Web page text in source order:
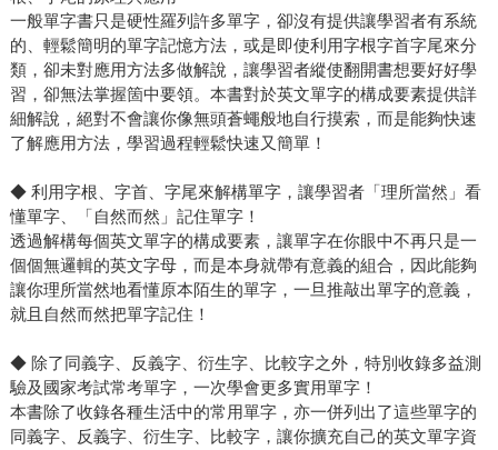
一般單字書只是硬性羅列許多單字，卻沒有提供讓學習者有系統
的、輕鬆簡明的單字記憶方法，或是即使利用字根字首字尾來分
類，卻未對應用方法多做解說，讓學習者縱使翻開書想要好好學
習，卻無法掌握箇中要領。本書對於英文單字的構成要素提供詳
細解說，絕對不會讓你像無頭蒼蠅般地自行摸索，而是能夠快速
了解應用方法，學習過程輕鬆快速又簡單！
◆ 利用字根、字首、字尾來解構單字，讓學習者「理所當然」看
懂單字、「自然而然」記住單字！
透過解構每個英文單字的構成要素，讓單字在你眼中不再只是一
個個無邏輯的英文字母，而是本身就帶有意義的組合，因此能夠
讓你理所當然地看懂原本陌生的單字，一旦推敲出單字的意義，
就且自然而然把單字記住！
◆ 除了同義字、反義字、衍生字、比較字之外，特別收錄多益測
驗及國家考試常考單字，一次學會更多實用單字！
本書除了收錄各種生活中的常用單字，亦一併列出了這些單字的
同義字、反義字、衍生字、比較字，讓你擴充自己的英文單字資